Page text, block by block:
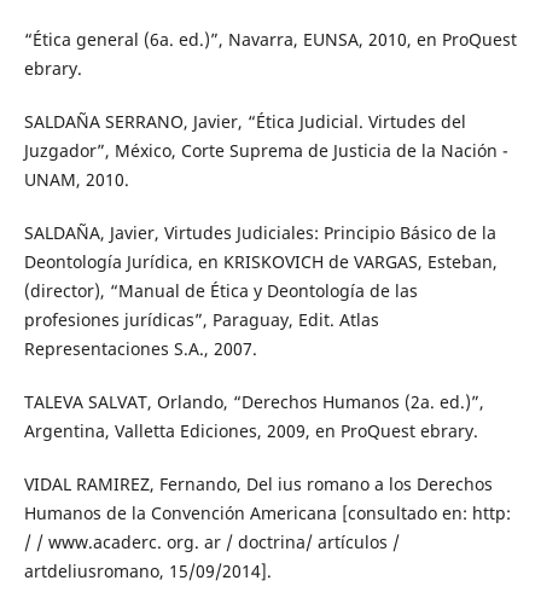
“Ética general (6a. ed.)”, Navarra, EUNSA, 2010, en ProQuest
ebrary.
SALDAÑA SERRANO, Javier, “Ética Judicial. Virtudes del
Juzgador”, México, Corte Suprema de Justicia de la Nación -
UNAM, 2010.
SALDAÑA, Javier, Virtudes Judiciales: Principio Básico de la
Deontología Jurídica, en KRISKOVICH de VARGAS, Esteban,
(director), “Manual de Ética y Deontología de las
profesiones jurídicas”, Paraguay, Edit. Atlas
Representaciones S.A., 2007.
TALEVA SALVAT, Orlando, “Derechos Humanos (2a. ed.)”,
Argentina, Valletta Ediciones, 2009, en ProQuest ebrary.
VIDAL RAMIREZ, Fernando, Del ius romano a los Derechos
Humanos de la Convención Americana [consultado en: http:
/ / www.acaderc. org. ar / doctrina/ artículos /
artdeliusromano, 15/09/2014].